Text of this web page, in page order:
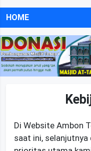
HOME
Di Website Ambon
saat ini,